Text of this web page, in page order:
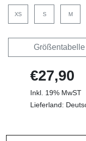
XS S M
Größentabelle
€27,90
Inkl. 19% MwST
Lieferland: